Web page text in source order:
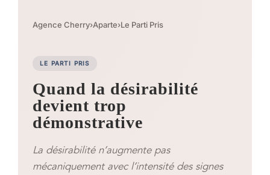
Agence Cherry›Aparte›Le Parti Pris
LE PARTI PRIS
Quand la désirabilité
devient trop
démonstrative
La désirabilité n’augmente pas
mécaniquement avec l’intensité des signes